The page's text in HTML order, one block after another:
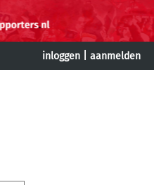
inloggen aanmelden